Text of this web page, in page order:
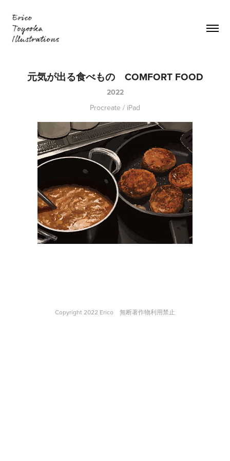
元気が出る食べもの　COMFORT FOOD
2022
Procreate / iPad
Copyright 2022 Erico 無断著作物利用禁止